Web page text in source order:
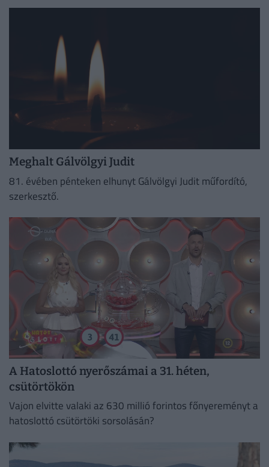
Meghalt Gálvölgyi Judit
81. évében pénteken elhunyt Gálvölgyi Judit műfordító,
szerkesztő.
A Hatoslottó nyerőszámai a 31. héten,
csütörtökön
Vajon elvitte valaki az 630 millió forintos főnyereményt a
hatoslottó csütörtöki sorsolásán?